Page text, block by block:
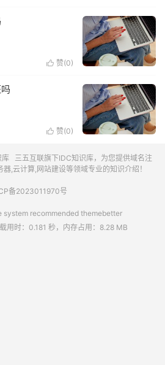
 赞(0)
 赞(0)
库 三五互联旗下IDC知识库，为您提供域名注
,云计算,网站建设等领域专业的知识介绍！
备2023011970号
system recommended themebetter
用时：0.181 秒，内存占用：8.28 MB